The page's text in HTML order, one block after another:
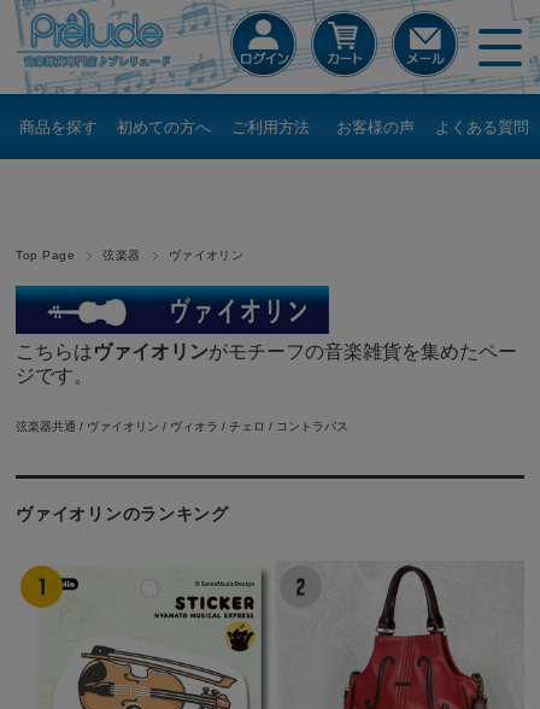
商品を探す 初めての方へ ご利用方法 お客様の声 よくある質問
Top Page 弦楽器 ヴァイオリン
こちらはヴァイオリンがモチーフの音楽雑貨を集めたペー
ジです。
弦楽器共通 / ヴァイオリン / ヴィオラ /チェロ / コントラバス
ヴァイオリンのランキング